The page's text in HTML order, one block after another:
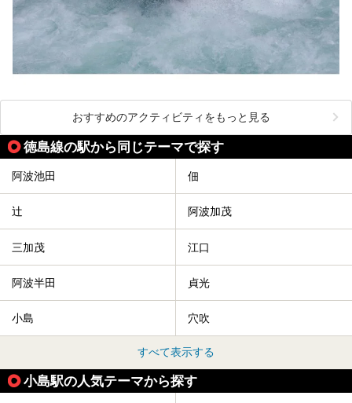
おすすめのアクティビティをもっと見る
徳島線の駅から同じテーマで探す
阿波池田 佃
辻 阿波加茂
三加茂 江口
阿波半田 貞光
小島 穴吹
すべて表示する
小島駅の人気テーマから探す